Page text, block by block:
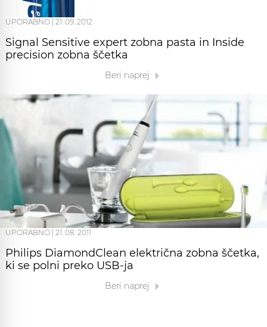
UPORABNO 21. 09. 2012
Signal Sensitive expert zobna pasta in Inside
precision zobna ščetka
Beri naprej
UPORABNO 21. 08. 2011
Philips DiamondClean električna zobna ščetka,
ki se polni preko USB-ja
Beri naprej